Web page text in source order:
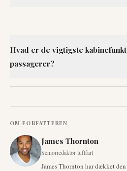
Hvad er de vigtigste
passagerer?
OM FORFATTEREN
James Thornton
Seniorredaktør luftfart
James Thornton har dækket